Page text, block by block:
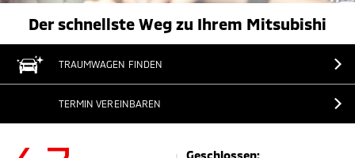
Der schnellste Weg zu Ihrem Mitsubishi
TRAUMWAGEN FINDEN
TERMIN VEREINBAREN
Geschlossen: